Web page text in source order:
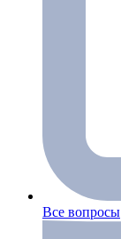
Все вопросы